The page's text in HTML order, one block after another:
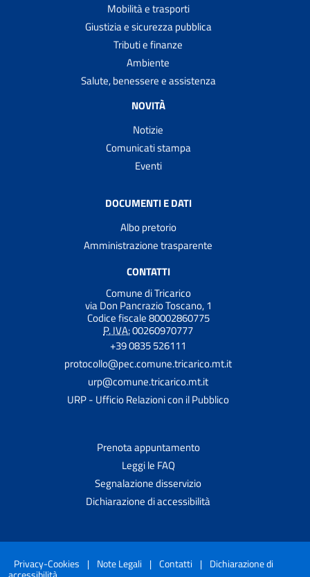
Mobilità e trasporti
Giustizia e sicurezza pubblica
Tributi e finanze
Ambiente
Salute, benessere e assistenza
NOVITÀ
Notizie
Comunicati stampa
Eventi
DOCUMENTI E DATI
Albo pretorio
Amministrazione trasparente
CONTATTI
Comune di Tricarico
via Don Pancrazio Toscano, 1
Codice fiscale 80002860775
P. IVA:00260970777
+39 0835 526111
protocollo@pec.comune.tricarico.mt.it
urp@comune.tricarico.mt.it
URP - Ufficio Relazioni con il Pubblico
Prenota appuntamento
Leggi le FAQ
Segnalazione disservizio
Dichiarazione di accessibilità
Privacy-Cookies | Note Legali | Contatti | Dichiarazione di